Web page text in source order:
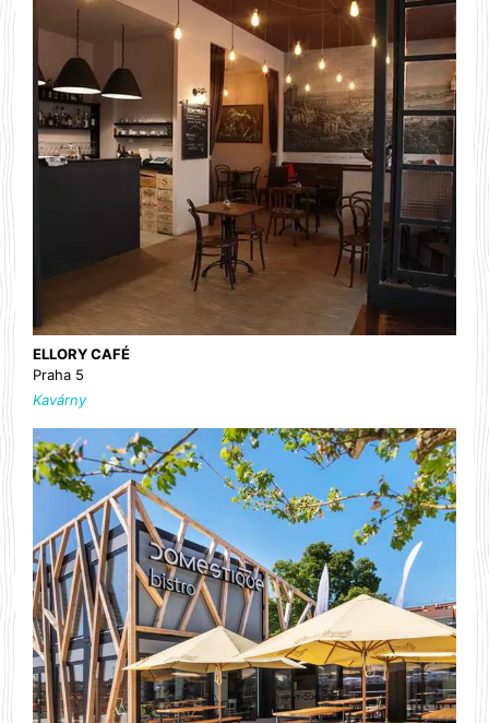
ELLORY CAFÉ
Praha 5
Kavárny